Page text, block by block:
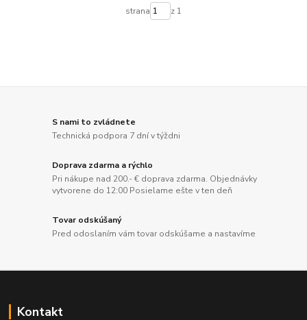
strana z 1
S nami to zvládnete
Technická podpora 7 dní v týždni
Doprava zdarma a rýchlo
Pri nákupe nad 200.- € doprava zdarma. Objednávky
vytvorene do 12:00 Posielame ešte v ten deň
Tovar odskúšaný
Pred odoslaním vám tovar odskúšame a nastavíme
Kontakt